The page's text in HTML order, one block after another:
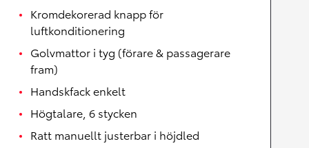
Kromdekorerad knapp för
luftkonditionering
Golvmattor i tyg (förare & passagerare
fram)
Handskfack enkelt
Högtalare, 6 stycken
Ratt manuellt justerbar i höjdled